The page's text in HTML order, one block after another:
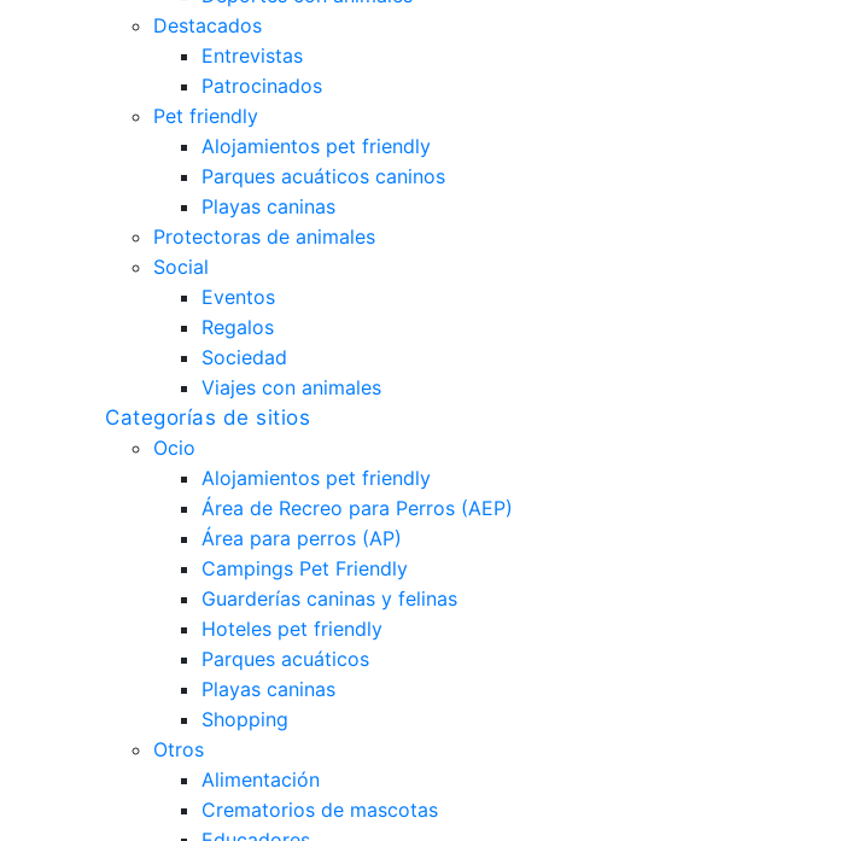
Destacados
Entrevistas
Patrocinados
Pet friendly
Alojamientos pet friendly
Parques acuáticos caninos
Playas caninas
Protectoras de animales
Social
Eventos
Regalos
Sociedad
Viajes con animales
Categorías de sitios
Ocio
Alojamientos pet friendly
Área de Recreo para Perros (AEP)
Área para perros (AP)
Campings Pet Friendly
Guarderías caninas y felinas
Hoteles pet friendly
Parques acuáticos
Playas caninas
Shopping
Otros
Alimentación
Crematorios de mascotas